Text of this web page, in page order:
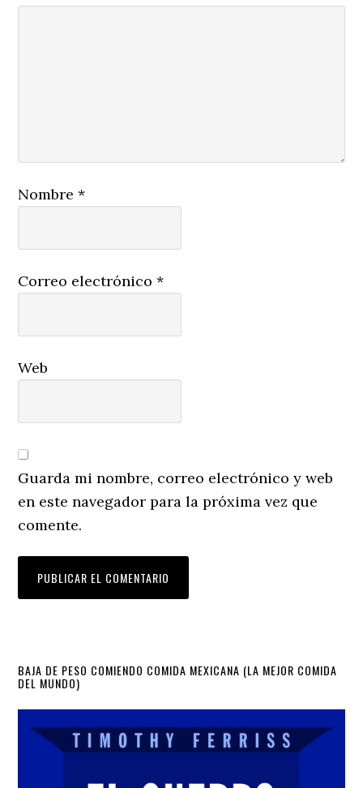
Nombre*
Correo electrónico*
Web
Guarda mi nombre, correo electrónico y web
en este navegador para la próxima vez que
comente.
Primary
Sidebar
BAJA DE PESO COMIENDO COMIDA MEXICANA (LA MEJOR COMIDA
DEL MUNDO)